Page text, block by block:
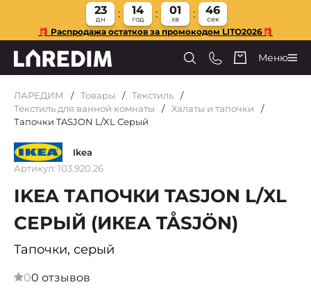
23
дн
14
год
01
хв
46
сек
🎁 Распродажа остатков за промокодом LITO2026🎁
Меню
ЛАРЕДИМ Товары
Текстиль
Текстиль для ванной комнаты
Халаты и тапочки
Тапочки TASJON L/XL Серый
Ikea
Артикул: 103.920.26
IKEA ТАПОЧКИ TASJON L/XL
СЕРЫЙ (ИКЕА TÅSJÖN)
Тапочки, серый
00 отзывов